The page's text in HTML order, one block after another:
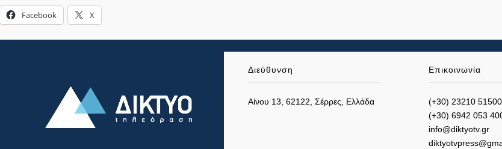
Facebook X
Διεύθυνση
Αίνου 13, 62122, Σέρρες, Ελλάδα
Επικοινωνία
(+30) 23210 51500
(+30) 6942 053
info@diktyotv.gr